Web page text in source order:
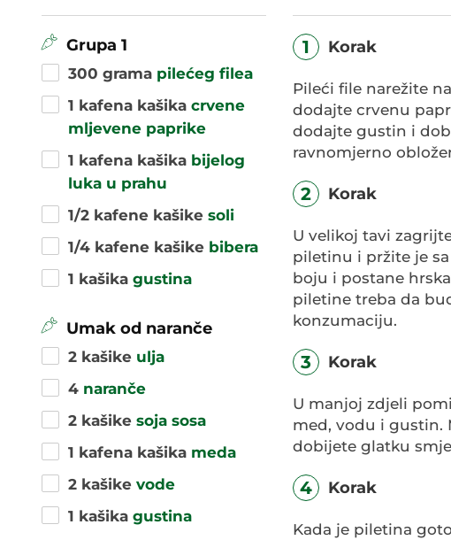
Grupa 1
300 grama pilećeg filea
1 kafena kašika crvene
mljevene paprike
1 kafena kašika bijelog
luka u prahu
1/2 kafene kašike soli
1/4 kafene kašike bibera
1 kašika gustina
Umak od naranče
2 kašike ulja
4 naranče
2 kašike soja sosa
1 kafena kašika meda
2 kašike vode
1 kašika gustina
1 Korak
Pileći file narežite
dodajte crvenu
dodajte gustin i
ravnomjerno
2 Korak
U velikoj tavi
piletinu i pržite je
boju i postane
piletine treba da
konzumaciju.
3 Korak
U manjoj zdjeli
med, vodu i gustin.
dobijete glatku
4 Korak
Kada je piletina